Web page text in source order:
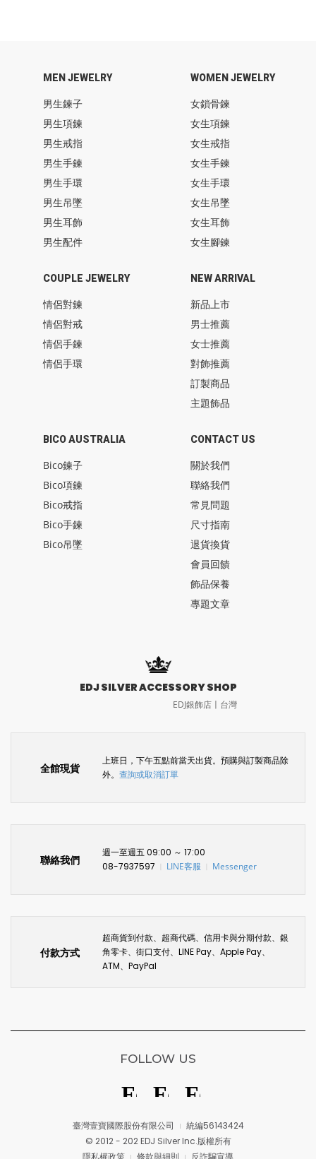
MEN JEWELRY
男生鍊子
男生項鍊
男生戒指
男生手鍊
男生手環
男生吊墜
男生耳飾
男生配件
WOMEN JEWELRY
女鎖骨鍊
女生項鍊
女生戒指
女生手鍊
女生手環
女生吊墜
女生耳飾
女生腳鍊
COUPLE JEWELRY
情侶對鍊
情侶對戒
情侶手鍊
情侶手環
BICO AUSTRALIA
Bico鍊子
Bico項鍊
Bico戒指
Bico手鍊
Bico吊墜
NEW ARRIVAL
新品上市
男士推薦
女士推薦
對飾推薦
訂製商品
主題飾品
CONTACT US
關於我們
聯絡我們
常見問題
尺寸指南
退貨換貨
會員回饋
飾品保養
專題文章
EDJ SILVER ACCESSORY SHOP
EDJ銀飾店〡台灣
全館現貨
上班日，下午五點前當天出貨。預購與訂製商品除
外。 查詢或取消訂單
聯絡我們
週一至週五 09:00 ～ 17:00
08-7937597
LINE客服 Messenger
付款方式
超商貨到付款、超商代碼、信用卡與分期付款、銀
角零卡、街口支付、LINE Pay、Apple Pay、
ATM、PayPal
臺灣壹寶國際股份有限公司
統編56143424
© 2012 - 202 EDJ Silver Inc.版權所有
FOLLOW US